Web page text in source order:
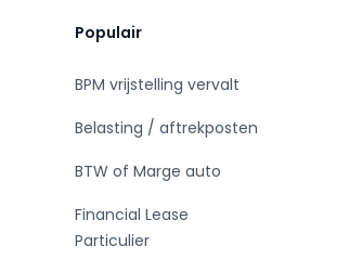
Populair
BPM vrijstelling vervalt
Belasting / aftrekposten
BTW of Marge auto
Financial Lease
Particulier